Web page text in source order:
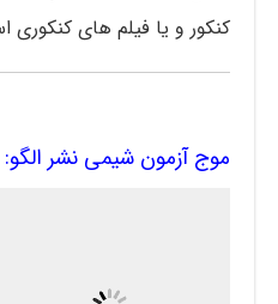
کنکور و یا فیلم های کنکوری
موج آزمون شیمی نشر الگو: